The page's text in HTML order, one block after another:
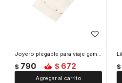
Joyero plegable para viaje gamuza grande - 17 x 34 cm - Blanco
$ 790 $ 672 $